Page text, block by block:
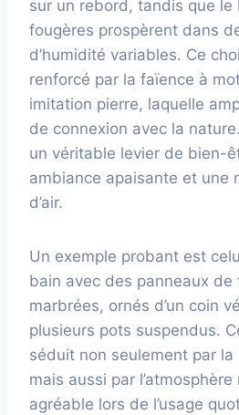
sur un rebord, tandis que le
fougères prospèrent dans
d’humidité variables. Ce
renforcé par la faïence à
imitation pierre, laquelle
de connexion avec la
un véritable levier de bien-
ambiance apaisante et une
d’air.
Un exemple probant est
bain avec des panneaux de
marbrées, ornés d’un coin
plusieurs pots suspendus.
séduit non seulement par
mais aussi par
agréable lors de l’usage